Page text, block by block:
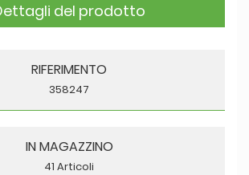
del prodotto
RIFERIMENTO
358247
IN MAGAZZINO
41 Articoli